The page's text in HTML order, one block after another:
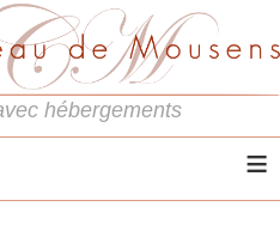
hébergements
≡